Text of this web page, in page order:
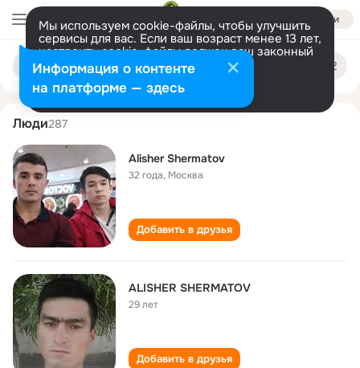
Войти
Мы используем cookie-файлы, чтобы улучшить
сервисы для вас. Если ваш возраст менее 13 лет,
настроить cookie-файлы должен ваш законный
представитель. Больше информации
Разрешить все Настроить
Поиск
людям
alisher shermatov
Люди287
Alisher Shermatov
32 года, Москва
Добавить в друзья
ALISHER SHERMATOV
29 лет
Добавить в друзья
Информация о контенте
на платформе — здесь